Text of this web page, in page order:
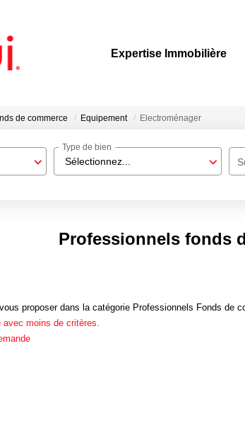
Expertise Immobilière
de commerce Equipement Electroménager
Sélectionnez...
Type de bien
Professionnels fonds
proposer dans la catégorie Professionnels Fonds
moins de critères.